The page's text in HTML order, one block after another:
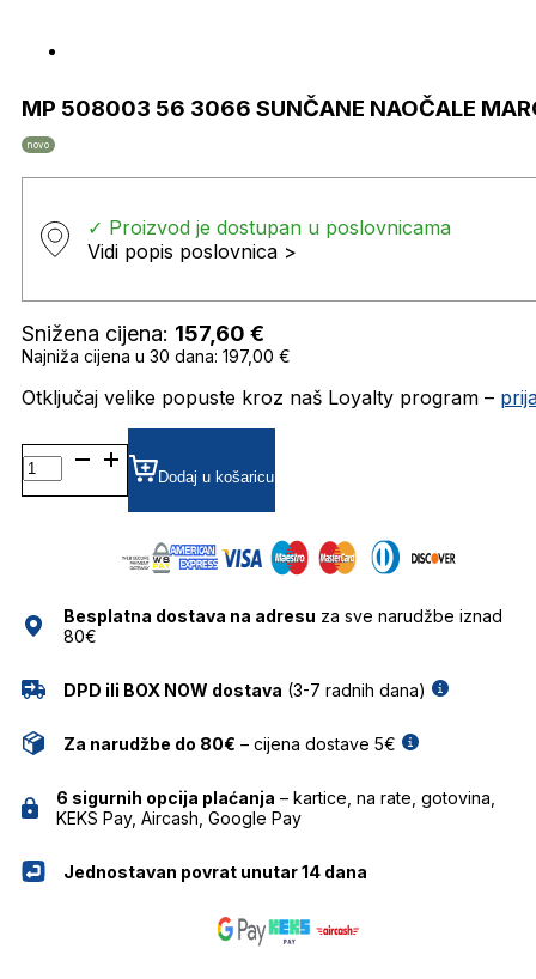
MP 508003 56 3066 SUNČANE NAOČALE
novo
✓ Proizvod je dostupan u poslovnicama
Vidi popis poslovnica >
Snižena cijena: 157,60 €
Najniža cijena u 30 dana: 197,00 €
Otključaj velike popuste kroz naš Loyalty program –
MP
508003
56
O'POLO
količina
Dodaj u košaricu
Besplatna dostava na adresu za sve narudžbe iznad
80€
DPD ili BOX NOW dostava (3-7 radnih dana)
Za narudžbe do 80€ – cijena dostave 5€
6 sigurnih opcija plaćanja – kartice, na rate, gotovina,
KEKS Pay, Aircash, Google Pay
Jednostavan povrat unutar 14 dana